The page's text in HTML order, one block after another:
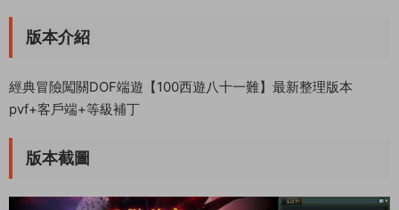
版本介紹
經典冒險闖關DOF端遊【100西遊八十一難】最新整理版本
pvf+客戶端+等級補丁
版本截圖